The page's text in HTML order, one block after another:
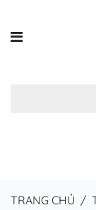
TRANG CHỦ /